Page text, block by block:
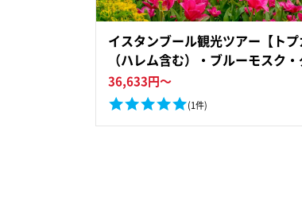
イスタンブール観光ツアー【ト
（ハレム含む）・ブルーモスク
バザール】にお好きなスポットを
せたプランを選択可＜貸切／昼食
ガイド＞
36,633円～
(1件)